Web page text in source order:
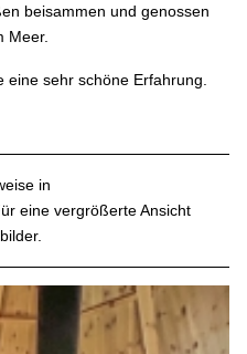
beisammen und genossen
Meer.
sehr schöne Erfahrung.
in
eine vergrößerte Ansicht